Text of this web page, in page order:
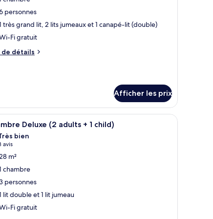
:
personnes
très grand lit, 2 lits jumeaux et 1 canapé-lit (double)
Fi gratuit
de détails
Afficher les prix
grand lit, d’une télévision, d’un mini-bar et d’une armoire en bois.
:
Une chambre d’hôtel moderne avec un
Deluxe (2 adults + 1 child)
10
bien
avis
avis)
m²
chambre
personnes
lit double et 1 lit jumeau
Fi gratuit